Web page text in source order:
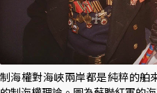
制海權對海峽兩岸都是純粹的舶